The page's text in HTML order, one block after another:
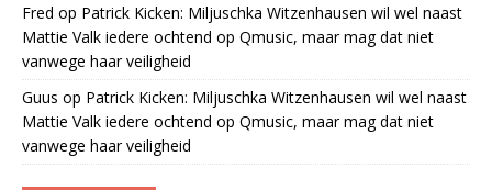
Fred op Patrick Kicken: Miljuschka Witzenhausen wil wel naast
Mattie Valk iedere ochtend op Qmusic, maar mag dat niet
vanwege haar veiligheid
Guus op Patrick Kicken: Miljuschka Witzenhausen wil wel naast
Mattie Valk iedere ochtend op Qmusic, maar mag dat niet
vanwege haar veiligheid